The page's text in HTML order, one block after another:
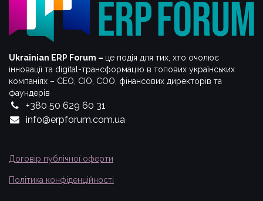
Ukrainian ERP Forum – це подія для тих, хто очолює
інновації та digital-трансформацію в топових українських
компаніях – СЕО, CIO, COO, фінансових директорів та
фаундерів
+380 50 629 60 31
info@erpforum.com.ua
Договір публічної оферти
Політика конфіденційності